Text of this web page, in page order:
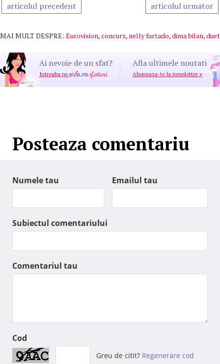
articolul precedent articolul urmator
MAI MULT DESPRE: Eurovision,concurs, nelly furtado,dima bilan,duet
Ai nevoie de un sfat?
Intreaba pe
Afla ultimele noutati
Aboneaza-te la newsletter »
Posteaza comentariu
Numele tau Emailul tau
Subiectul comentariului
Comentariul tau
Cod
Greu de citit? Regenerare cod